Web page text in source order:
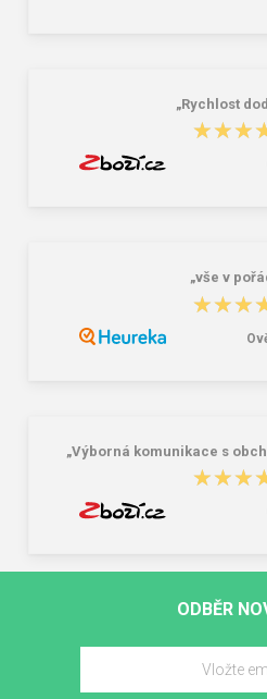
„Rychlost
„vše v
„Výborná komunikace s
ODBĚR